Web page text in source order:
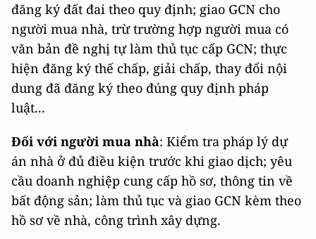
đăng ký đất đai theo quy định; giao GCN cho
người mua nhà, trừ trường hợp người mua có
văn bản đề nghị tự làm thủ tục cấp GCN; thực
hiện đăng ký thế chấp, giải chấp, thay đổi nội
dung đã đăng ký theo đúng quy định pháp
luật...
Đối với người mua nhà: Kiểm tra pháp lý dự
án nhà ở đủ điều kiện trước khi giao dịch; yêu
cầu doanh nghiệp cung cấp hồ sơ, thông tin về
bất động sản; làm thủ tục và giao GCN kèm theo
hồ sơ về nhà, công trình xây dựng.